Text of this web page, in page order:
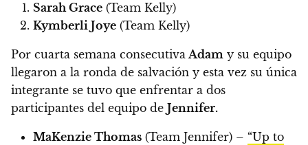
Sarah Grace (Team Kelly)
Kymberli Joye (Team Kelly)
Por cuarta semana consecutivaAdam y su equipo
llegaron a la ronda de salvación y esta vez su única
integrante se tuvo que enfrentar a dos
participantes del equipo de Jennifer.
MaKenzie Thomas (Team Jennifer) – “Up to